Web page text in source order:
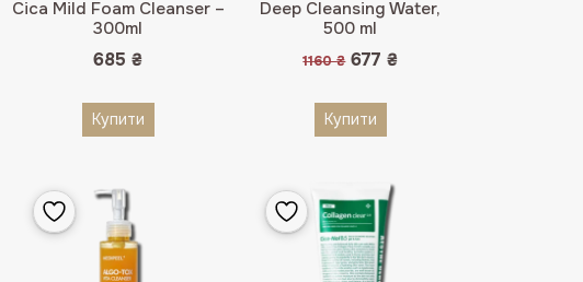
Cica Mild Foam Cleanser –
300ml
685₴
Купити
Deep Cleansing Water,
500 ml
1160₴ Оригінальна
677₴Поточна
Купити